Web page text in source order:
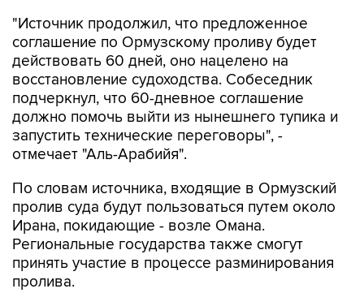
"Источник продолжил, что предложенное
соглашение по Ормузскому проливу будет
действовать 60 дней, оно нацелено на
восстановление судоходства. Собеседник
подчеркнул, что 60-дневное соглашение
должно помочь выйти из нынешнего тупика и
запустить технические переговоры", -
отмечает "Аль-Арабийя".
По словам источника, входящие в Ормузский
пролив суда будут пользоваться путем около
Ирана, покидающие - возле Омана.
Региональные государства также смогут
принять участие в процессе разминирования
пролива.